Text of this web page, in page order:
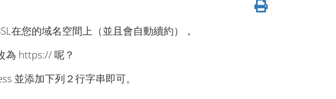
在您的域名空間上（並且會自動續約），
為 https:// 呢？
並添加下列２行字串即可。